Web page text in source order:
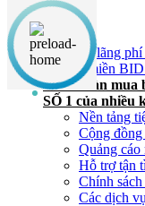
Nội dung chính
Đừng để lãng phí
bán tên miền
Vì sao Sàn
SỐ 1 của nhiều
Nền tảng
Cộng
Quảng cáo
Hỗ trợ tận
Chính sách
Các dịch